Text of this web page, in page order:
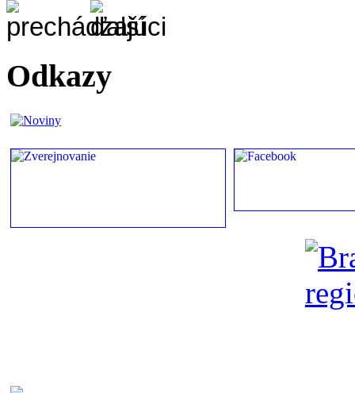
Odkazy